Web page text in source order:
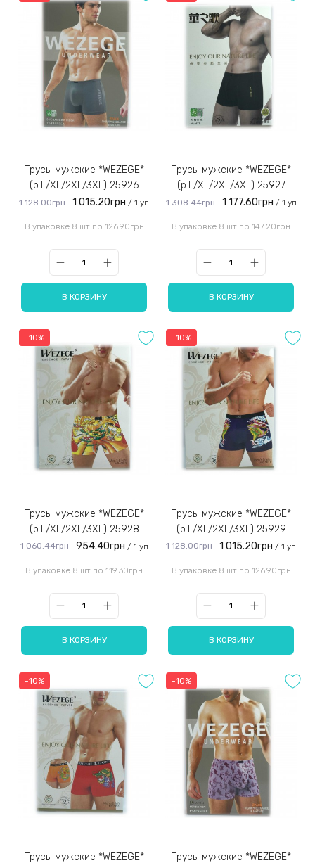
Трусы мужские *WEZEGE*
(р.L/XL/2XL/3XL) 25926
1 128.00грн 1 015.20грн / 1 уп
В упаковке 8 шт по 126.90грн
В КОРЗИНУ
Трусы мужские *WEZEGE*
(р.L/XL/2XL/3XL) 25927
1 308.44грн 1 177.60грн / 1 уп
В упаковке 8 шт по 147.20грн
В КОРЗИНУ
-10%
Трусы мужские *WEZEGE*
(р.L/XL/2XL/3XL) 25928
1 060.44грн 954.40грн / 1 уп
В упаковке 8 шт по 119.30грн
В КОРЗИНУ
-10%
Трусы мужские *WEZEGE*
(р.L/XL/2XL/3XL) 25929
1 128.00грн 1 015.20грн / 1 уп
В упаковке 8 шт по 126.90грн
В КОРЗИНУ
-10%
Трусы мужские *WEZEGE*
-10%
Трусы мужские *WEZEGE*